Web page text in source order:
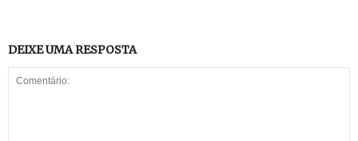
DEIXE UMA RESPOSTA